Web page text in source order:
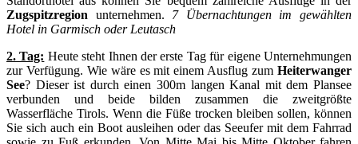
Zugspitzregion unternehmen. 7 Übernachtungen im gewählten
Hotel in Garmisch oder Leutasch
2. Tag: Heute steht Ihnen der erste Tag für eigene Unternehmungen
zur Verfügung. Wie wäre es mit einem Ausflug zum Heiterwanger
See? Dieser ist durch einen 300m langen Kanal mit dem Plansee
verbunden und beide bilden zusammen die zweitgrößte
Wasserfläche Tirols. Wenn die Füße trocken bleiben sollen, können
Sie sich auch ein Boot ausleihen oder das Seeufer mit dem Fahrrad